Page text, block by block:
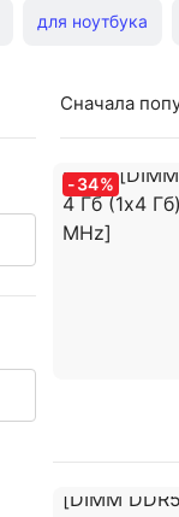
для ноутбука
Сначала
-34%